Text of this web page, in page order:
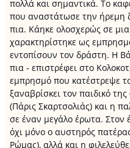
πολλά και σημαντικά. Το
που αναστάτωσε την ήρεμη
πια. Κάηκε ολοσχερώς σε
χαρακτηρίστηκε ως
εντοπίσουν τον δράστη. Η
πια - επιστρέφει στο
εμπρησμό που κατέστρεψε
ξαναβρίσκει τον παιδικό
(Πάρις Σκαρτσολιάς) και η
σε έναν μεγάλο έρωτα. Στον
όχι μόνο ο αυστηρός
Ρώμας), αλλά και η